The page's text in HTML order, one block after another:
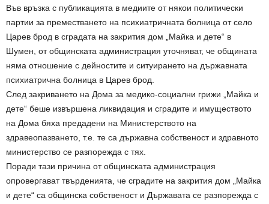
Във връзка с публикацията в медиите от някои политически
партии за преместването на психиатричната болница от село
Царев брод в сградата на закрития дом „Майка и дете“ в
Шумен, от общинската администрация уточняват, че общината
няма отношение с дейностите и ситуирането на държавната
психиатрична болница в Царев брод.
След закриването на Дома за медико-социални грижи „Майка и
дете“ беше извършена ликвидация и сградите и имуществото
на Дома бяха предадени на Министерството на
здравеопазването, т.е. те са държавна собственост и здравното
министерство се разпорежда с тях.
Поради тази причина от общинската администрация
опровергават твърденията, че сградите на закрития дом „Майка
и дете“ са общинска собственост и Държавата се разпорежда с